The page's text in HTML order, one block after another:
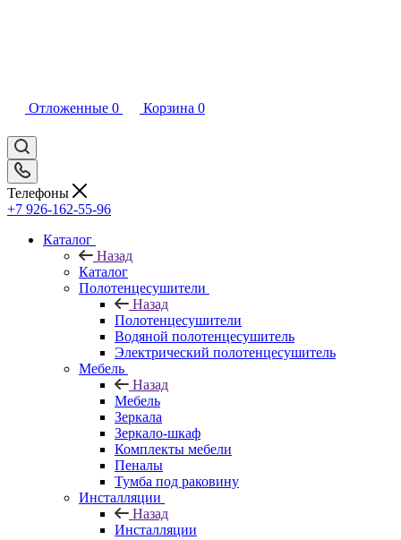
Отложенные 0 Корзина 0
Телефоны
+7 926-162-55-96
Каталог
Назад
Каталог
Полотенцесушители
Назад
Полотенцесушители
Водяной полотенцесушитель
Электрический полотенцесушитель
Мебель
Назад
Мебель
Зеркала
Зеркало-шкаф
Комплекты мебели
Пеналы
Тумба под раковину
Инсталляции
Назад
Инсталляции